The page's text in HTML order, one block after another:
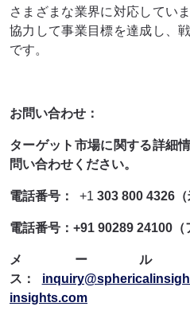
さまざまな業界に対応してい
協力して事業目標を達成し、
です。
お問い合わせ：
ターゲット市場に関する詳細
問い合わせください。
電話番号： +1 303 800 4326（
電話番号：+91 90289 24100（
メール
ス：
insights.com